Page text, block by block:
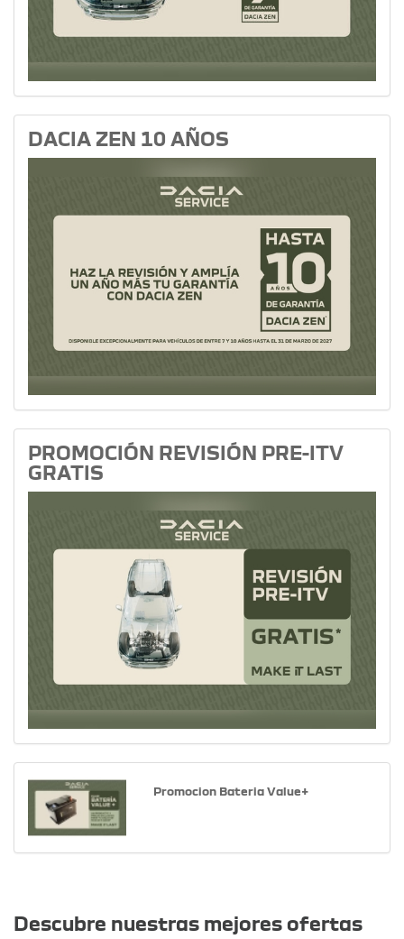
DACIA ZEN 10 AÑOS
PROMOCIÓN REVISIÓN PRE-ITV
GRATIS
Promocion Bateria Value+
Descubre nuestras mejores ofertas